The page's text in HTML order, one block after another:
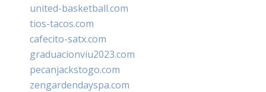
united-basketball.com
tios-tacos.com
cafecito-satx.com
graduacionviu2023.com
pecanjackstogo.com
zengardendayspa.com